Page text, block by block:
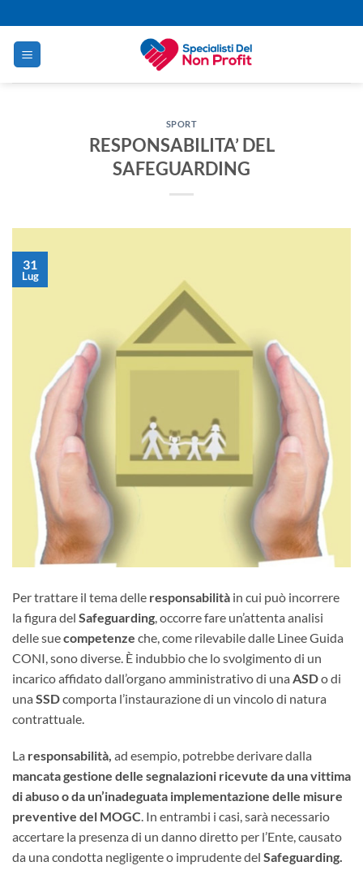
ai
contenuti
SPORT
RESPONSABILITA’ DEL
SAFEGUARDING
31
Lug
Per trattare il tema delle responsabilità in cui può incorrere
la figura del Safeguarding , occorre fare un’attenta analisi
delle suecompetenze che, come rilevabile dalle Linee Guida
CONI, sono diverse. È indubbio che lo svolgimento di un
incarico affidato dall’organo amministrativo di una ASDo di
una SSDcomporta l’instaurazione di un vincolo di natura
contrattuale.
La responsabilità, ad esempio, potrebbe derivare dalla
mancata gestione delle segnalazioni ricevute da una vittima
di abuso o da un’inadeguata implementazione delle misure
preventive del MOGC. In entrambi i casi, sarà necessario
accertare la presenza di un danno diretto per l’Ente, causato
da una condotta negligente o imprudente del Safeguarding.